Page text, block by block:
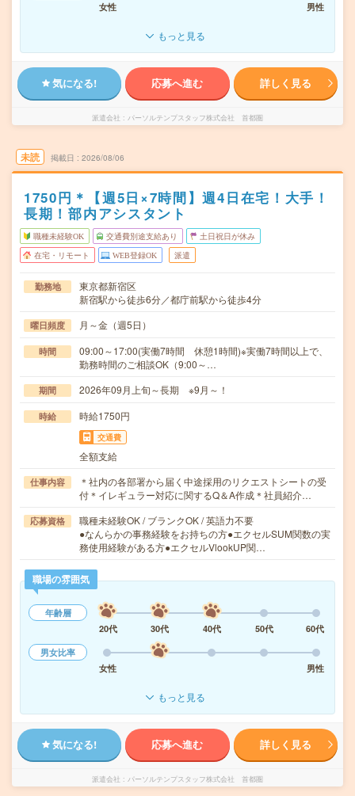
女性
男性
もっと見る
気になる! 応募へ進む 詳しく見る
派遣会社 パーソルテンプスタッフ株式会社 首都圏
未読 掲載日 2026/08/06
1750円＊【週5日×7時間】週4日在宅！大手！
長期！部内アシスタント
職種未経験OK 交通費別途支給あり 土日祝日が休み
在宅・リモート WEB登録OK 派遣
勤務地
東京都新宿区
新宿駅から徒歩6分／都庁前駅から徒歩4分
曜日頻度 月～金（週5日）
時間
09:00～17:00(実働7時間 休憩1時間)※実働7時間以上で、
勤務時間のご相談OK（9:00～…
期間 2026年09月上旬～長期 ※9月～！
時給 時給1750円
交通費
全額支給
仕事内容
＊社内の各部署から届く中途採用のリクエストシートの受
付＊イレギュラー対応に関するQ＆A作成＊社員紹介…
応募資格
職種未経験OK / ブランクOK / 英語力不要
●なんらかの事務経験をお持ちの方●エクセルSUM関数の実
務使用経験がある方●エクセルVlookUP関…
職場の雰囲気
年齢層
20代
30代 40代 50代
60代
男女比率
女性
男性
もっと見る
気になる! 応募へ進む 詳しく見る
派遣会社 パーソルテンプスタッフ株式会社 首都圏